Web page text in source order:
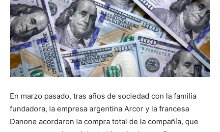
En marzo pasado, tras años de sociedad con la familia
fundadora, la empresa argentina Arcor y la francesa
Danone acordaron la compra total de la compañía, que